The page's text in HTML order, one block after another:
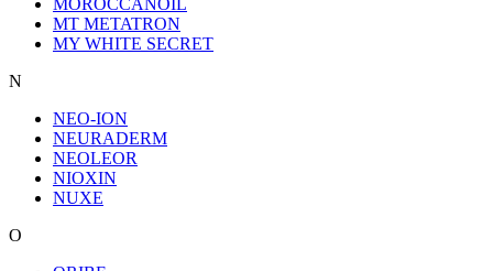
MT METATRON
MY WHITE SECRET
N
NEO-ION
NEURADERM
NEOLEOR
NIOXIN
NUXE
O